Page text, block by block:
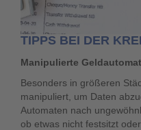
TIPPS BEI DER
Manipulierte
Besonders in größeren
manipuliert, um Daten
Automaten nach
ob etwas nicht festsitzt